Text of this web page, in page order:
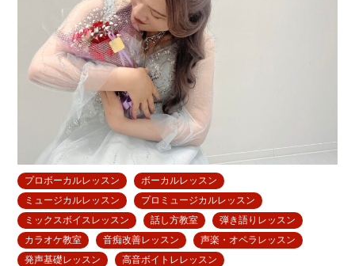
プロボーカルレッスン
ボーカルレッスン
ミュージカルレッスン
プロミュージカルレッスン
ミックスボイスレッスン
話し方教室
弾き語りレッスン
カラオケ教室
音痴改善レッスン
声楽・オペラレッスン
発声基礎レッスン
高音ボイトレレッスン